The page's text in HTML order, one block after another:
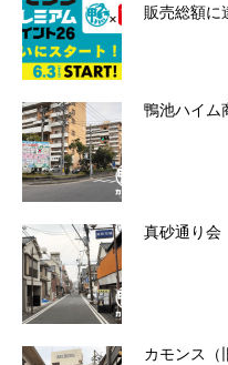
販売総額に
鴨池ハイム
真砂通り会
カモンス（